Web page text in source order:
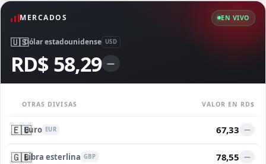
MERCADOS EN VIVO
🇺🇸Dólar estadounidense USD
RD$ 58,29 —
OTRAS DIVISAS VALOR EN RD$
🇪🇺Euro EUR 67,33 —
🇬🇧Libra esterlina GBP 78,55 —